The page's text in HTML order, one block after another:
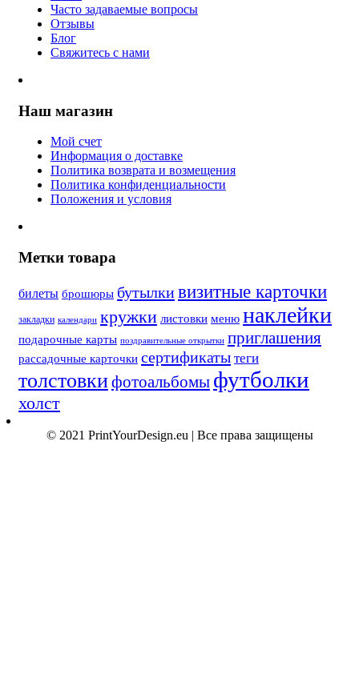
Часто задаваемые вопросы
Отзывы
Блог
Свяжитесь с нами
Наш магазин
Мой счет
Информация о доставке
Политика возврата и возмещения
Политика конфиденциальности
Положения и условия
Метки товара
билеты брошюры бутылкивизитные карточки
закладки календари кружки листовки меню наклейки
подарочные карты поздравительные открытки приглашения
рассадочные карточки сертификаты теги
толстовкифотоальбомы футболки
холст
© 2021 PrintYourDesign.eu | Все права защищены